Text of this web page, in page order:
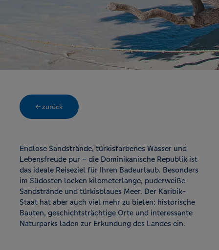
← zurück
Endlose Sandstrände, türkisfarbenes Wasser und
Lebensfreude pur – die Dominikanische Republik ist
das ideale Reiseziel für Ihren Badeurlaub. Besonders
im Südosten locken kilometerlange, puderweiße
Sandstrände und türkisblaues Meer. Der Karibik-
Staat hat aber auch viel mehr zu bieten: historische
Bauten, geschichtsträchtige Orte und interessante
Naturparks laden zur Erkundung des Landes ein.